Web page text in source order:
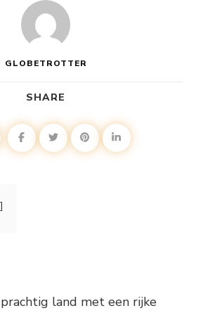
GLOBETROTTER
SHARE
land met een rijke